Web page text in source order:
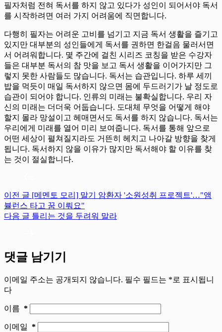
필자처럼 전혀 독서를 하지 않고 있다가 성인이 되어서야 독서
를 시작하려면 여러 가지 어려움에 직면합니다.
다행히 필자는 어려운 고비를 넘기고 지금 독서 생활을 즐기고
있지만 대부분의 성인들에게 독서를 권하면 한걸음 물러서면
서 어려워합니다. 몇 주간에 걸친 시리즈 코칭을 받은 수강자
들은 대부분 독서의 참 맛을 보고 독서 생활을 이어가지만 그
렇지 못한 사람들도 많습니다. 독서는 습관입니다. 하루 세끼
밥을 먹듯이 매일 독서하지 않으면 몸에 두드러기가 날 정도로
습관이 되어야 합니다. 인류의 미래는 불확실합니다. 우리 자
신의 미래는 더더욱 어둡습니다. 도대체 무엇을 어떻게 해야
할지 몰라 망설이고 헤매면서도 독서를 하지 않습니다. 독서는
우리에게 미래를 열어 미리 보여줍니다. 독서를 통해 앞으로
어떤 세상이 펼쳐질지라도 거뜬히 헤치고 나아갈 방향을 찾게
됩니다. 독서하지 않을 이유가 많지만 독서해야 할 이유를 찾
는 것이 절실합니다.
이전 글 [메멘토 모리] 말기 암환자 '소원성취 프로젝트'…"앰
뷸런스 타고 꿈 이뤄요"
다음 글 틀리는 것을 두려워 말라
댓글 남기기
이메일 주소는 공개되지 않습니다. 필수 필드는 *로 표시됩니
다
이름 *
이메일 *